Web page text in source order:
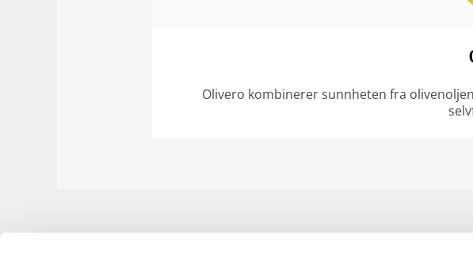
Olivero kombinerer sunnheten fra